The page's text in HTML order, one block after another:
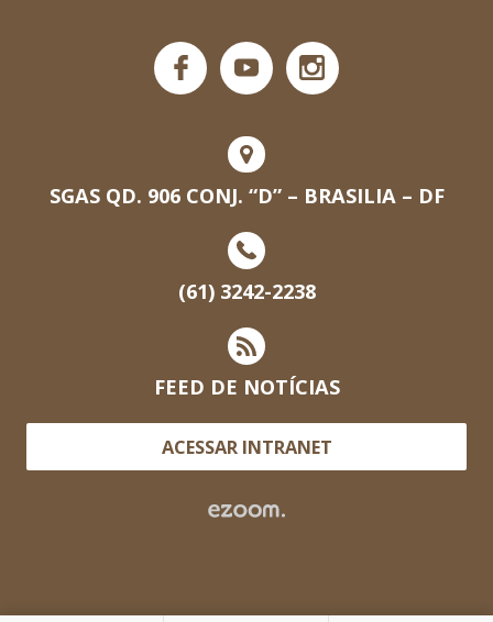
SGAS QD. 906 CONJ. “D” – BRASILIA – DF
(61) 3242-2238
FEED DE NOTÍCIAS
ACESSAR INTRANET